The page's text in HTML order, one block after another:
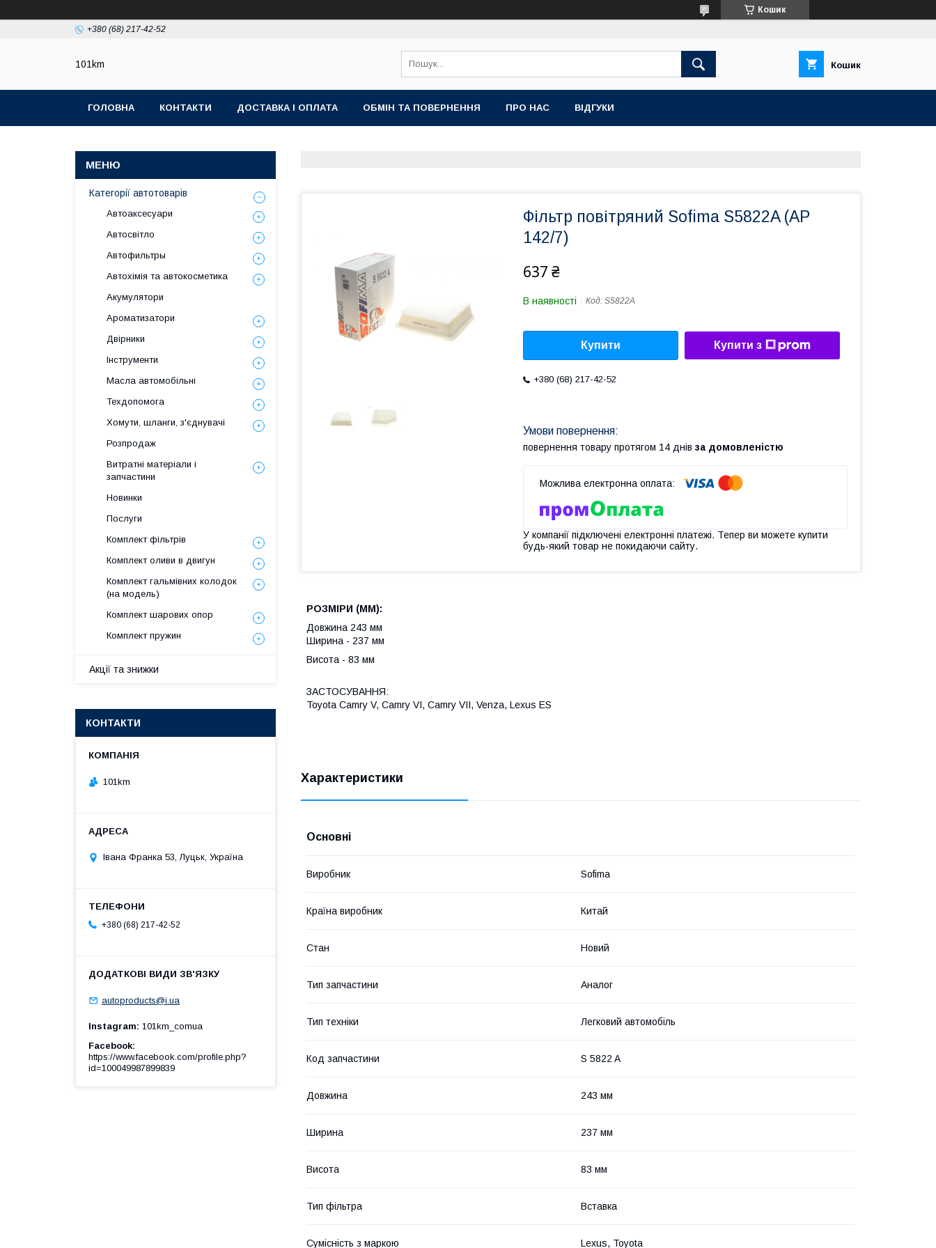
Кошик
+380 (68) 217-42-52
101km Кошик
ГОЛОВНА КОНТАКТИ ДОСТАВКА І ОПЛАТА ОБМІН ТА ПОВЕРНЕННЯ ПРО НАС ВІДГУКИ
Фільтр повітряний Sofima S5822A (AP
142/7)
637 ₴
В наявності Код: S5822A
Купити Купити з
+380 (68) 217-42-52
повернення товару протягом 14 днів за домовленістю
У компанії підключені електронні платежі. Тепер ви можете купити
будь-який товар не покидаючи сайту.
РОЗМІРИ (MM):
Довжина 243 мм
Ширина - 237 мм
Висота - 83 мм
ЗАСТОСУВАННЯ:
Toyota Camry V, Camry VI, Camry VII, Venza, Lexus ES
Характеристики
Основні
Виробник Sofima
Країна виробник Китай
Стан Новий
Тип запчастини Аналог
Тип техніки Легковий автомобіль
Код запчастини S 5822 A
Довжина 243 мм
Ширина 237 мм
Висота 83 мм
Тип фільтра Вставка
Сумісність з маркою Lexus, Toyota
Категорії автотоварів
Автоаксесуари
Автосвітло
Автофильтры
Автохімія та автокосметика
Акумулятори
Ароматизатори
Двірники
Інструменти
Масла автомобільні
Техдопомога
Хомути, шланги, з'єднувачі
Розпродаж
Витратні матеріали і
запчастини
Новинки
Послуги
Комплект фільтрів
Комплект оливи в двигун
Комплект гальмівних колодок
(на модель)
Комплект шарових опор
Комплект пружин
Акції та знижки
КОНТАКТИ
101km
Івана Франка 53, Луцьк, Україна
+380 (68) 217-42-52
autoproducts@i.ua
Instagram 101km_comua
Facebook
https://www.facebook.com/profile.php?
id=100049987899839